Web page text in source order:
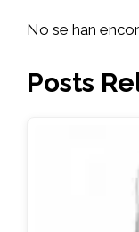
No se han
Posts